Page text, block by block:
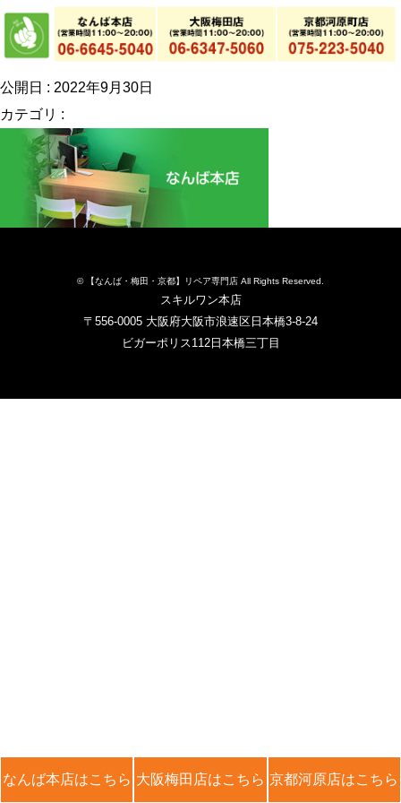
公開日 : 2022年9月30日
カテゴリ :
© 【なんば・梅田・京都】リペア専門店 All Rights Reserved.
スキルワン本店
〒556-0005 大阪府大阪市浪速区日本橋3-8-24
ビガーポリス112日本橋三丁目
なんば本店はこちら 大阪梅田店はこちら 京都河原店はこちら